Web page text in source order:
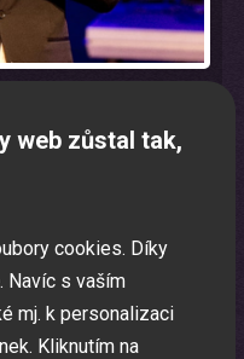
večírek na klíč
Vašeho přání.
web zůstal tak,
cookies. Díky
Navíc s vaším
mj. k personalizaci
Kliknutím na